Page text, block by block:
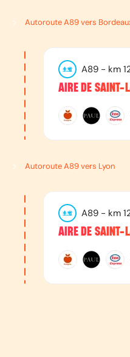
Autoroute A89 vers
A89 - km
AIRE DE SAINT-
Autoroute A89 vers Lyon
A89 - km
AIRE DE SAINT-